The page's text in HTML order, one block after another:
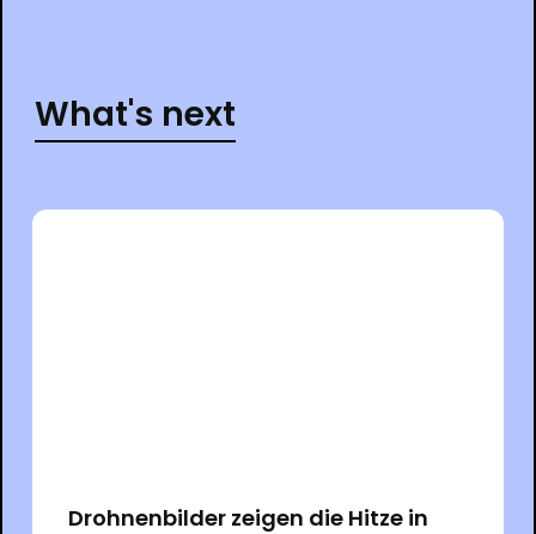
What's next
Drohnenbilder zeigen die Hitze in